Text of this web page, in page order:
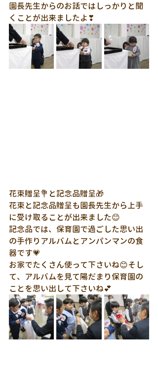
園長先生からのお話ではしっかりと聞
くことが出来ましたよ❣
花束贈呈💐と記念品贈呈🎁
花束と記念品贈呈も園長先生から上手
に受け取ることが出来ました😊
記念品では、保育園で過ごした思い出
の手作りアルバムとアンパンマンの食
器です💗
お家でたくさん使って下さいね😊そし
て、アルバムを見て陽だまり保育園の
ことを思い出して下さいね💕